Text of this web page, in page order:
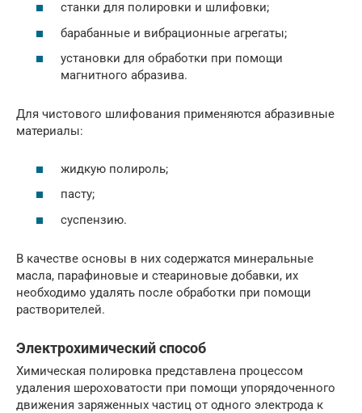
станки для полировки и шлифовки;
барабанные и вибрационные агрегаты;
установки для обработки при помощи
магнитного абразива.
Для чистового шлифования применяются абразивные
материалы:
жидкую полироль;
пасту;
суспензию.
В качестве основы в них содержатся минеральные
масла, парафиновые и стеариновые добавки, их
необходимо удалять после обработки при помощи
растворителей.
Электрохимический способ
Химическая полировка представлена процессом
удаления шероховатости при помощи упорядоченного
движения заряженных частиц от одного электрода к